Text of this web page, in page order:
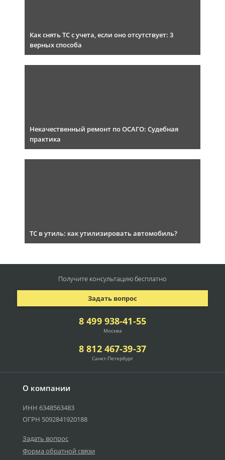
Как снять ТС с учета, если оно отсутствует: 3
верных способа
Некачественный ремонт по ОСАГО: Судебная
практика
ТС в утиль: как утилизировать автомобиль?
О компании
ИНН 6348563483
ОГРН 5092841920188
Задать вопрос
Форма обратной связи
8 499 938-41-55
Москва
8 812 467-39-37
Санкт-Петербург
Задать вопрос
Получите консультациюбесплатно